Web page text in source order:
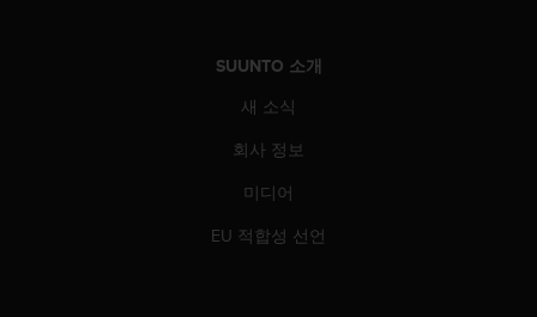
SUUNTO 소개
새 소식
회사 정보
미디어
EU 적합성 선언